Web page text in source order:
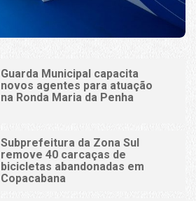
Guarda Municipal capacita
novos agentes para atuação
na Ronda Maria da Penha
Subprefeitura da Zona Sul
remove 40 carcaças de
bicicletas abandonadas em
Copacabana